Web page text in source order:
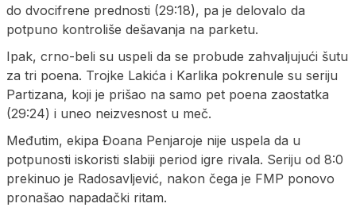
do dvocifrene prednosti (29:18), pa je delovalo da
potpuno kontroliše dešavanja na parketu.
Ipak, crno-beli su uspeli da se probude zahvaljujući šutu
za tri poena. Trojke Lakića i Karlika pokrenule su seriju
Partizana, koji je prišao na samo pet poena zaostatka
(29:24) i uneo neizvesnost u meč.
Međutim, ekipa Đoana Penjaroje nije uspela da u
potpunosti iskoristi slabiji period igre rivala. Seriju od 8:0
prekinuo je Radosavljević, nakon čega je FMP ponovo
pronašao napadački ritam.